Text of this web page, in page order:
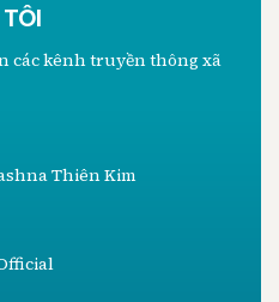
các kênh truyền thông xã
Thiên Kim